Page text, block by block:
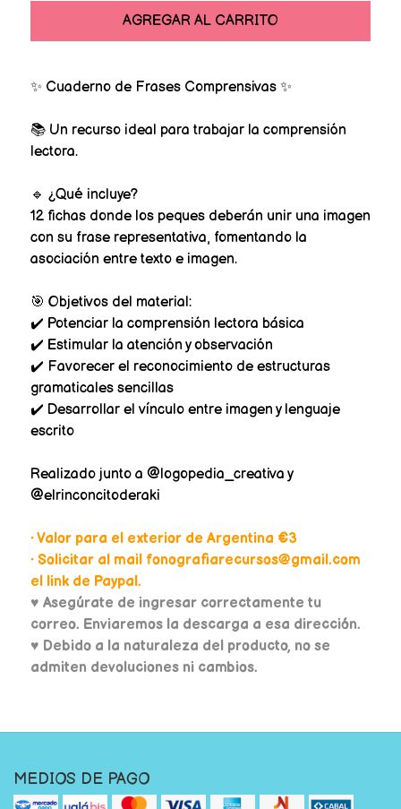
AGREGAR AL CARRITO
✨ Cuaderno de Frases Comprensivas ✨
📚 Un recurso ideal para trabajar la comprensión
lectora.
🔹 ¿Qué incluye?
12 fichas donde los peques deberán unir una imagen
con su frase representativa, fomentando la
asociación entre texto e imagen.
🎯 Objetivos del material:
✔️ Potenciar la comprensión lectora básica
✔️ Estimular la atención y observación
✔️ Favorecer el reconocimiento de estructuras
gramaticales sencillas
✔️ Desarrollar el vínculo entre imagen y lenguaje
escrito
Realizado junto a @logopedia_creativa y
@elrinconcitoderaki
• Valor para el exterior de Argentina €3
• Solicitar al mail fonografiarecursos@gmail.com
el link de Paypal.
♥ Asegúrate de ingresar correctamente tu
correo. Enviaremos la descarga a esa dirección.
♥ Debido a la naturaleza del producto, no se
admiten devoluciones ni cambios.
MEDIOS DE PAGO